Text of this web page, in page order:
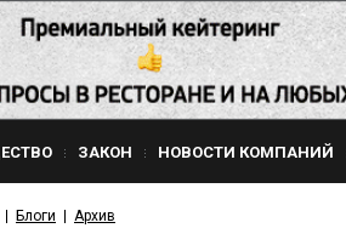
ЗАКОН НОВОСТИ КОМПАНИЙ
Блоги Архив